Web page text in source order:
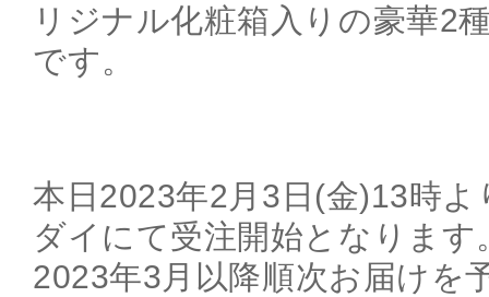
リジナル化粧箱入りの豪華2
です。
本日2023年2月3日(金)13時
ダイにて受注開始となります
2023年3月以降順次お届けを